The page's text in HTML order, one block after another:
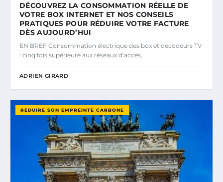
DÉCOUVREZ LA CONSOMMATION RÉELLE DE
VOTRE BOX INTERNET ET NOS CONSEILS
PRATIQUES POUR RÉDUIRE VOTRE FACTURE
DÈS AUJOURD’HUI
EN BREF Consommation électrique des box et décodeurs TV
: cinq fois supérieure aux réseaux d’accès…
ADRIEN GIRARD
RÉDUIRE SON EMPREINTE CARBONE